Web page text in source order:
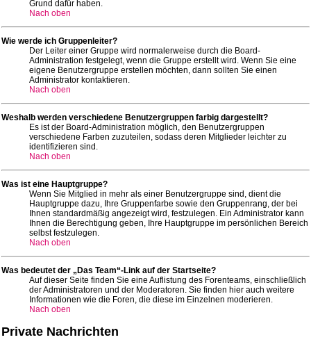
Grund dafür haben.
Nach oben
Wie werde ich Gruppenleiter?
Der Leiter einer Gruppe wird normalerweise durch die Board-
Administration festgelegt, wenn die Gruppe erstellt wird. Wenn Sie eine
eigene Benutzergruppe erstellen möchten, dann sollten Sie einen
Administrator kontaktieren.
Nach oben
Weshalb werden verschiedene Benutzergruppen farbig dargestellt?
Es ist der Board-Administration möglich, den Benutzergruppen
verschiedene Farben zuzuteilen, sodass deren Mitglieder leichter zu
identifizieren sind.
Nach oben
Was ist eine Hauptgruppe?
Wenn Sie Mitglied in mehr als einer Benutzergruppe sind, dient die
Hauptgruppe dazu, Ihre Gruppenfarbe sowie den Gruppenrang, der bei
Ihnen standardmäßig angezeigt wird, festzulegen. Ein Administrator kann
Ihnen die Berechtigung geben, Ihre Hauptgruppe im persönlichen Bereich
selbst festzulegen.
Nach oben
Was bedeutet der „Das Team“-Link auf der Startseite?
Auf dieser Seite finden Sie eine Auflistung des Forenteams, einschließlich
der Administratoren und der Moderatoren. Sie finden hier auch weitere
Informationen wie die Foren, die diese im Einzelnen moderieren.
Nach oben
Private Nachrichten